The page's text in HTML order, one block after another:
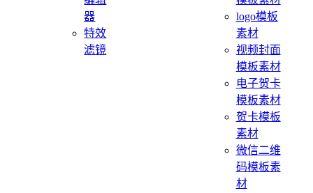
器
特效
滤镜
logo模板
素材
视频封面
模板素材
电子贺卡
模板素材
贺卡模板
素材
微信二维
码模板素
材